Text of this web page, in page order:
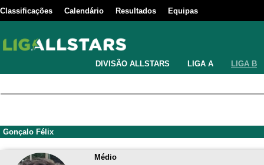
Classificações Calendário Resultados Equipas
DIVISÃO ALLSTARS LIGA A LIGA B
Gonçalo Félix
Médio